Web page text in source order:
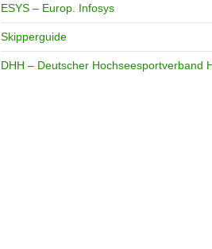
ESYS – Europ. Infosys
Skipperguide
DHH – Deutscher Hochseesportverband